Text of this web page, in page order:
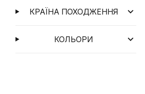
КРАЇНА ПОХОДЖЕННЯ
КОЛЬОРИ